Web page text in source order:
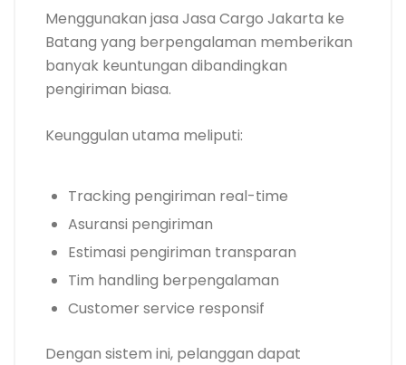
Menggunakan jasa Jasa Cargo Jakarta ke
Batang yang berpengalaman memberikan
banyak keuntungan dibandingkan
pengiriman biasa.
Keunggulan utama meliputi:
Tracking pengiriman real-time
Asuransi pengiriman
Estimasi pengiriman transparan
Tim handling berpengalaman
Customer service responsif
Dengan sistem ini, pelanggan dapat